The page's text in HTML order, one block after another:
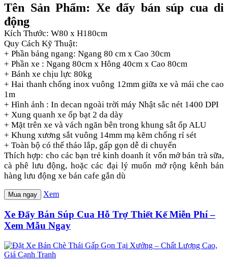
Tên Sản Phẩm: Xe đẩy bán súp cua di
động
Kích Thước: W80 x H180cm
Quy Cách Kỹ Thuật:
+ Phần bảng ngang: Ngang 80 cm x Cao 30cm
+ Phần xe : Ngang 80cm x Hông 40cm x Cao 80cm
+ Bánh xe chịu lực 80kg
+ Hai thanh chống inox vuông 12mm giữa xe và mái che cao
1m
+ Hình ảnh : In decan ngoài trời máy Nhật sắc nét 1400 DPI
+ Xung quanh xe ốp bạt 2 da dày
+ Mặt trên xe và vách ngăn bên trong khung sắt ốp ALU
+ Khung xương sắt vuông 14mm mạ kẽm chống rỉ sét
+ Toàn bộ có thể tháo lắp, gấp gọn dễ di chuyển
Thích hợp: cho các bạn trẻ kinh doanh ít vốn mở bán trà sữa,
cà phê lưu động, hoặc các đại lý muốn mở rộng kênh bán
hàng lưu động xe bán cafe gắn dù
Mua ngay Xem
Xe Đẩy Bán Súp Cua Hỗ Trợ Thiết Kế Miễn Phí –
Xem Mẫu Ngay